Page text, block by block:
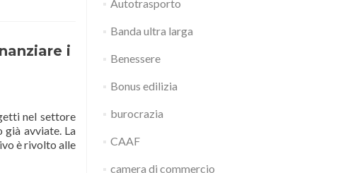
i
nel settore
già avviate. La
è rivolto alle
Autotrasporto
Banda ultra larga
Benessere
Bonus edilizia
burocrazia
CAAF
camera di commercio